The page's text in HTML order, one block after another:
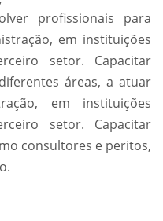
profissionais para
em instituições
setor. Capacitar
áreas, a atuar
em instituições
setor. Capacitar
consultores e peritos,